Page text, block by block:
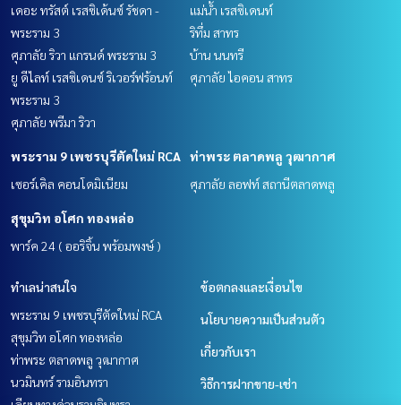
เดอะ ทรัสต์ เรสซิเด้นซ์ รัชดา -
พระราม 3
ศุภาลัย ริวา แกรนด์ พระราม 3
ยู ดีไลท์ เรสซิเดนซ์ ริเวอร์ฟร้อนท์
พระราม 3
ศุภาลัย พรีมา ริวา
แม่น้ำ เรสซิเดนท์
ริทึ่ม สาทร
บ้าน นนทรี
ศุภาลัย ไอคอน สาทร
พระราม 9 เพชรบุรีตัดใหม่ RCA
เซอร์เคิล คอนโดมิเนียม
ท่าพระ ตลาดพลู วุฒากาศ
ศุภาลัย ลอฟท์ สถานีตลาดพลู
สุขุมวิท อโศก ทองหล่อ
พาร์ค 24 ( ออริจิ้น พร้อมพงษ์ )
ทำเลน่าสนใจ
พระราม 9 เพชรบุรีตัดใหม่ RCA
สุขุมวิท อโศก ทองหล่อ
ท่าพระ ตลาดพลู วุฒากาศ
นวมินทร์ รามอินทรา
ข้อตกลงและเงื่อนไข
นโยบายความเป็นส่วนตัว
เกี่ยวกับเรา
วิธีการฝากขาย-เช่า